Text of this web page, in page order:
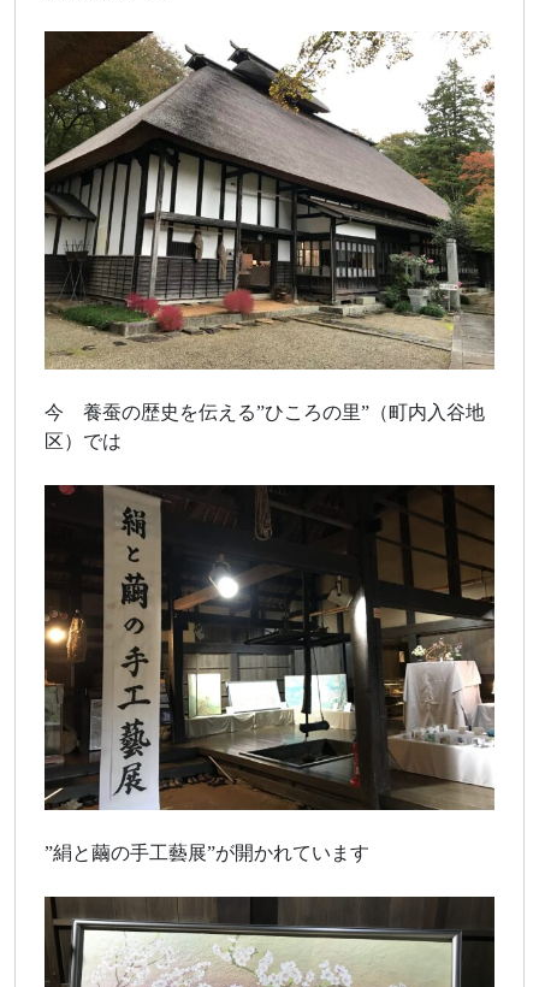
今 養蚕の歴史を伝える”ひころの里”（町内入谷地
区）では
”絹と繭の手工藝展”が開かれています